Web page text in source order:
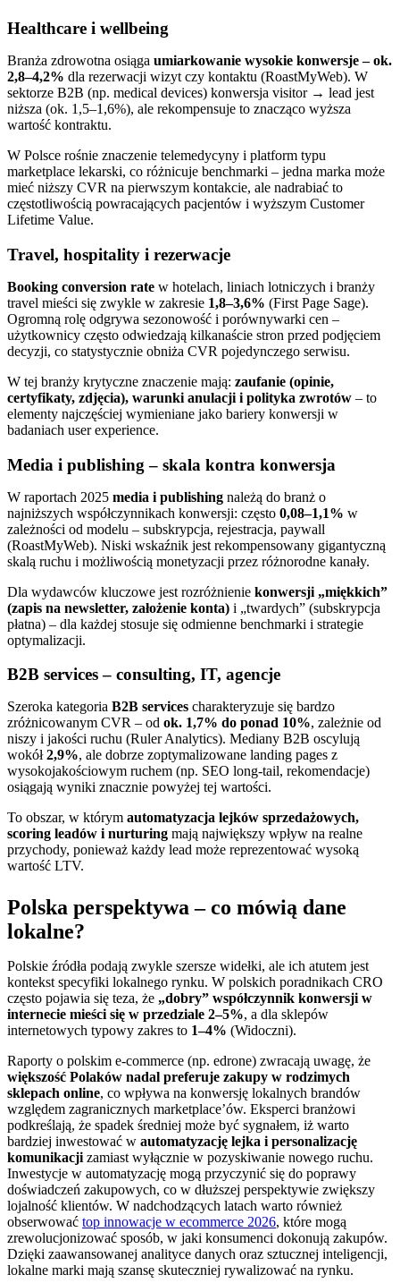
Healthcare i wellbeing
Branża zdrowotna osiąga umiarkowanie wysokie konwersje – ok.
2,8–4,2% dla rezerwacji wizyt czy kontaktu (RoastMyWeb). W
sektorze B2B (np. medical devices) konwersja visitor → lead jest
niższa (ok. 1,5–1,6%), ale rekompensuje to znacząco wyższa
wartość kontraktu.
W Polsce rośnie znaczenie telemedycyny i platform typu
marketplace lekarski, co różnicuje benchmarki – jedna marka może
mieć niższy CVR na pierwszym kontakcie, ale nadrabiać to
częstotliwością powracających pacjentów i wyższym Customer
Lifetime Value.
Travel, hospitality i rezerwacje
Booking conversion rate w hotelach, liniach lotniczych i branży
travel mieści się zwykle w zakresie 1,8–3,6% (First Page Sage).
Ogromną rolę odgrywa sezonowość i porównywarki cen –
użytkownicy często odwiedzają kilkanaście stron przed podjęciem
decyzji, co statystycznie obniża CVR pojedynczego serwisu.
W tej branży krytyczne znaczenie mają: zaufanie (opinie,
certyfikaty, zdjęcia), warunki anulacji i polityka zwrotów – to
elementy najczęściej wymieniane jako bariery konwersji w
badaniach user experience.
Media i publishing – skala kontra konwersja
W raportach 2025 media i publishing należą do branż o
najniższych współczynnikach konwersji: często 0,08–1,1% w
zależności od modelu – subskrypcja, rejestracja, paywall
(RoastMyWeb). Niski wskaźnik jest rekompensowany gigantyczną
skalą ruchu i możliwością monetyzacji przez różnorodne kanały.
Dla wydawców kluczowe jest rozróżnienie konwersji „miękkich”
(zapis na newsletter, założenie konta) i „twardych” (subskrypcja
płatna) – dla każdej stosuje się odmienne benchmarki i strategie
optymalizacji.
B2B services – consulting, IT, agencje
Szeroka kategoria B2B services charakteryzuje się bardzo
zróżnicowanym CVR – od ok. 1,7% do ponad 10%, zależnie od
niszy i jakości ruchu (Ruler Analytics). Mediany B2B oscylują
wokół2,9%, ale dobrze zoptymalizowane landing pages z
wysokojakościowym ruchem (np. SEO long-tail, rekomendacje)
osiągają wyniki znacznie powyżej tej wartości.
To obszar, w którym automatyzacja lejków sprzedażowych,
scoring leadów i nurturing mają największy wpływ na realne
przychody, ponieważ każdy lead może reprezentować wysoką
wartość LTV.
Polska perspektywa – co mówią dane
lokalne?
Polskie źródła podają zwykle szersze widełki, ale ich atutem jest
kontekst specyfiki lokalnego rynku. W polskich poradnikach CRO
często pojawia się teza, że „dobry” współczynnik konwersji w
internecie mieści się w przedziale 2–5%, a dla sklepów
internetowych typowy zakres to 1–4% (Widoczni).
Raporty o polskim e-commerce (np. edrone) zwracają uwagę, że
większość Polaków nadal preferuje zakupy w rodzimych
sklepach online, co wpływa na konwersję lokalnych brandów
względem zagranicznych marketplace’ów. Eksperci branżowi
podkreślają, że spadek średniej może być sygnałem, iż warto
bardziej inwestować w automatyzację lejka i personalizację
komunikacji zamiast wyłącznie w pozyskiwanie nowego ruchu.
Inwestycje w automatyzację mogą przyczynić się do poprawy
doświadczeń zakupowych, co w dłuższej perspektywie zwiększy
lojalność klientów. W nadchodzących latach warto również
obserwować top innowacje w ecommerce 2026, które mogą
zrewolucjonizować sposób, w jaki konsumenci dokonują zakupów.
Dzięki zaawansowanej analityce danych oraz sztucznej inteligencji,
lokalne marki mają szansę skuteczniej rywalizować na rynku.